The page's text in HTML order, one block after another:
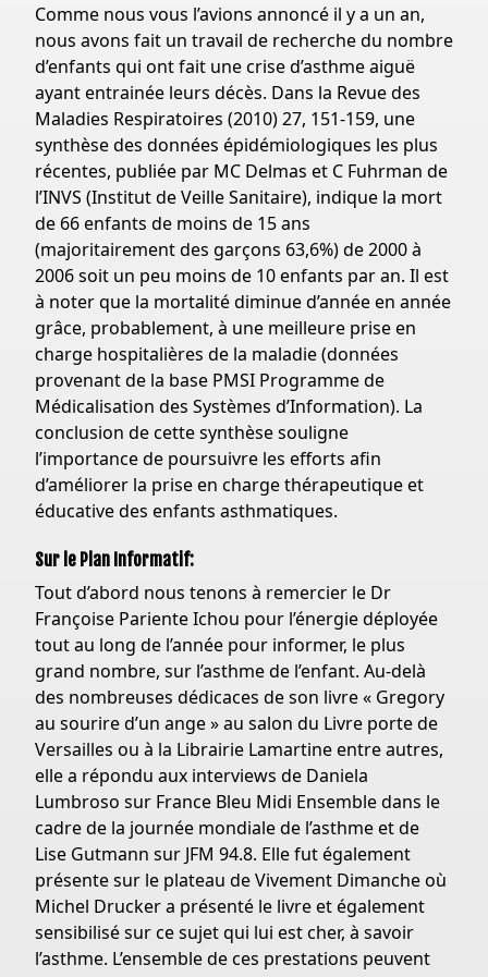
Comme nous vous l’avions annoncé il y a un an,
nous avons fait un travail de recherche du nombre
d’enfants qui ont fait une crise d’asthme aiguë
ayant entrainée leurs décès. Dans la Revue des
Maladies Respiratoires (2010) 27, 151-159, une
synthèse des données épidémiologiques les plus
récentes, publiée par MC Delmas et C Fuhrman de
l’INVS (Institut de Veille Sanitaire), indique la mort
de 66 enfants de moins de 15 ans
(majoritairement des garçons 63,6%) de 2000 à
2006 soit un peu moins de 10 enfants par an. Il est
à noter que la mortalité diminue d’année en année
grâce, probablement, à une meilleure prise en
charge hospitalières de la maladie (données
provenant de la base PMSI Programme de
Médicalisation des Systèmes d’Information). La
conclusion de cette synthèse souligne
l’importance de poursuivre les efforts afin
d’améliorer la prise en charge thérapeutique et
éducative des enfants asthmatiques.
Sur le Plan Informatif:
Tout d’abord nous tenons à remercier le Dr
Françoise Pariente Ichou pour l’énergie déployée
tout au long de l’année pour informer, le plus
grand nombre, sur l’asthme de l’enfant. Au-delà
des nombreuses dédicaces de son livre « Gregory
au sourire d’un ange » au salon du Livre porte de
Versailles ou à la Librairie Lamartine entre autres,
elle a répondu aux interviews de Daniela
Lumbroso sur France Bleu Midi Ensemble dans le
cadre de la journée mondiale de l’asthme et de
Lise Gutmann sur JFM 94.8. Elle fut également
présente sur le plateau de Vivement Dimanche où
Michel Drucker a présenté le livre et également
sensibilisé sur ce sujet qui lui est cher, à savoir
l’asthme. L’ensemble de ces prestations peuvent